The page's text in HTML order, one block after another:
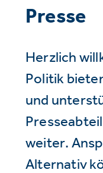
Presse
Herzlich
Politik
und
weiter.
Alternativ